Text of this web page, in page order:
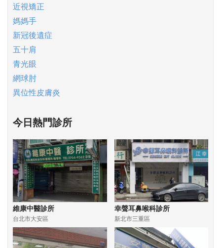
近視矯正
媽媽手
新冠後遺症
五十肩
青光眼
網球肘
異位性皮膚炎
今日熱門診所
維康中醫診所
台北市大安區
幸聲耳鼻喉科診所
新北市三重區